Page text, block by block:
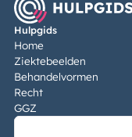
Hulpgids
Home
Ziektebeelden
Behandelvormen
Recht
GGZ